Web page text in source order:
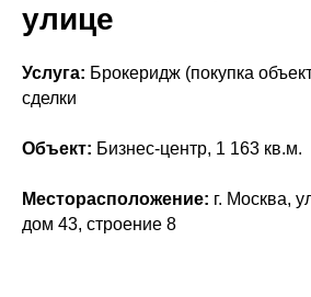
улице
Услуга: Брокеридж (покупка
сделки
Объект: Бизнес-центр, 1 163 кв.м.
Месторасположение: г. Москва,
дом 43, строение 8